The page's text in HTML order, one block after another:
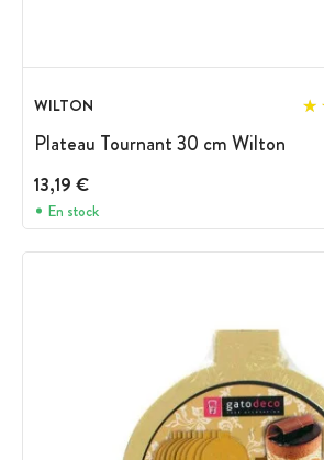
WILTON
Plateau Tournant 30 cm Wilton
13,19 €
En stock